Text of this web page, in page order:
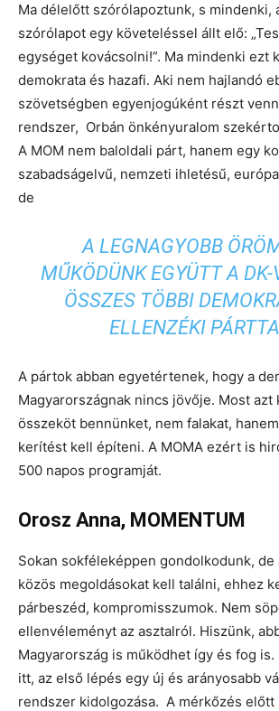
Ma délelőtt szórólapoztunk, s mindenki,
szórólapot egy követeléssel állt elő:
egységet kovácsolni!”. Ma mindenki ezt
demokrata és hazafi. Aki nem hajlandó
szövetségben egyenjogúként részt
rendszer, Orbán önkényuralom
A MOM nem baloldali párt, hanem egy
szabadságelvű, nemzeti ihletésű,
de
A LEGNAGYOBB
MŰKÖDÜNK EGYÜTT A
ÖSSZES TÖBBI
ELLENZÉKI
A pártok abban egyetértenek, hogy a
Magyarországnak nincs jövője. Most azt
összeköt bennünket, nem falakat,
kerítést kell építeni. A MOMA ezért is
500 napos programját.
Orosz Anna, MOMENTUM
Sokan sokféleképpen gondolkodunk, de
közös megoldásokat kell találni, ehhez
párbeszéd, kompromisszumok. Nem
ellenvéleményt az asztalról. Hiszünk,
Magyarország is működhet így és fog
itt, az első lépés egy új és arányosabb
rendszer kidolgozása. A mérkőzés előtt